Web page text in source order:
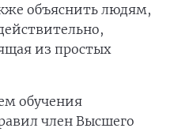
объяснить людям,
из простых
обучения
член Высшего